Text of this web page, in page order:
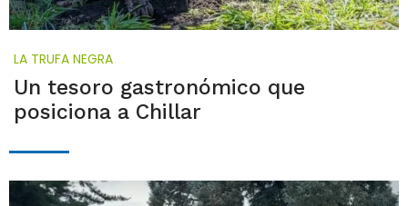
LA TRUFA NEGRA
Un tesoro gastronómico que
posiciona a Chillar